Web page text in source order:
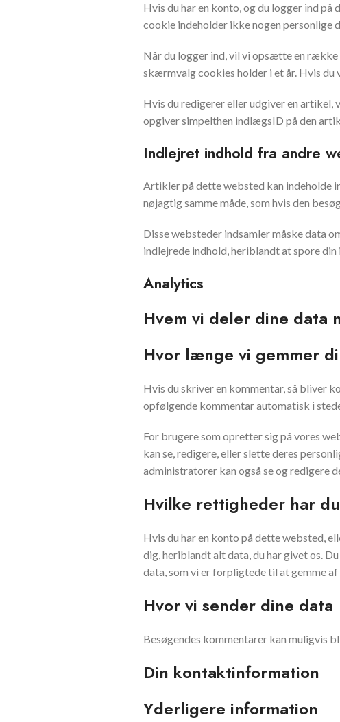
Hvis du har en konto, og du logger ind
cookie indeholder ikke nogen personlige
Når du logger ind, vil vi opsætte en
skærmvalg cookies holder i et år. Hvis du
Hvis du redigerer eller udgiver en artikel,
opgiver simpelthen indlægsID på den
Indlejret indhold fra andre
Artikler på dette websted kan indeholde
nøjagtig samme måde, som hvis den
Disse websteder indsamler måske data
indlejrede indhold, heriblandt at spore
Analytics
Hvem vi deler dine data
Hvor længe vi gemmer
Hvis du skriver en kommentar, så bliver
opfølgende kommentar automatisk i
For brugere som opretter sig på vores
kan se, redigere, eller slette deres
administratorer kan også se og redigere
Hvilke rettigheder har
Hvis du har en konto på dette websted,
dig, heriblandt alt data, du har givet os.
data, som vi er forpligtede til at gemme
Hvor vi sender dine data
Besøgendes kommentarer kan muligvis
Din kontaktinformation
Yderligere information